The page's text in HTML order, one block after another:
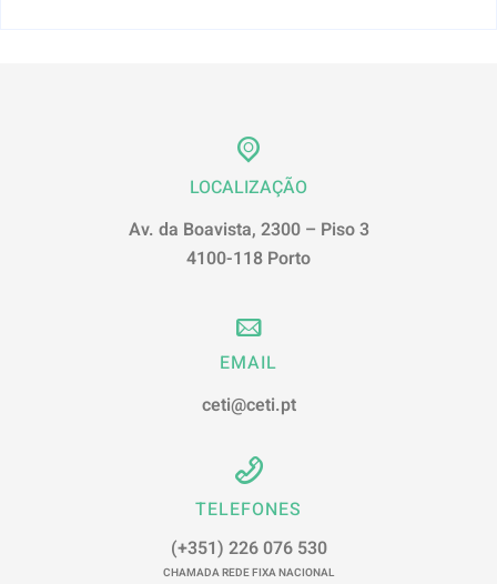
LOCALIZAÇÃO
Av. da Boavista, 2300 – Piso 3
4100-118 Porto
EMAIL
ceti@ceti.pt
TELEFONES
(+351) 226 076 530
CHAMADA REDE FIXA NACIONAL